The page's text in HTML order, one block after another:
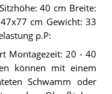
40 cm Breite:
cm Gewicht: 33
p.P:
Montagezeit: 20 - 40
können mit einem
Schwamm oder